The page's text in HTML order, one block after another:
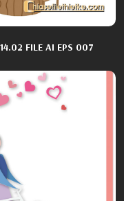
FILE AI EPS 007